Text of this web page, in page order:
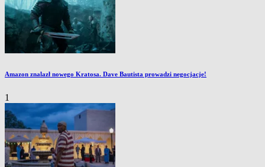
Amazon znalazł nowego Kratosa. Dave Bautista prowadzi negocjacje!
1